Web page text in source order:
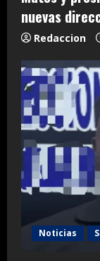
nuevas
Redaccion
Noticias